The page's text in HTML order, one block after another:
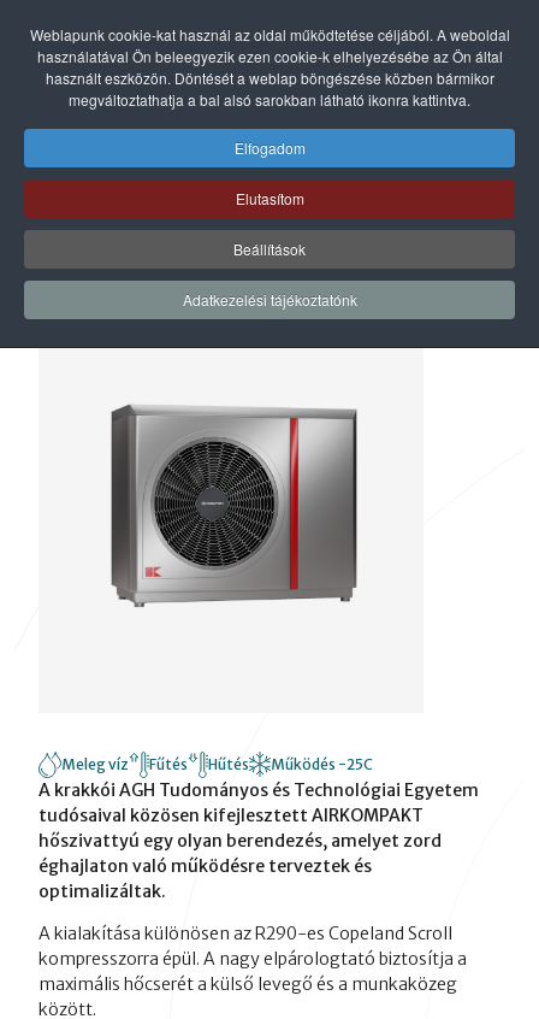
Weblapunk cookie-kat használ az oldal működtetése céljából. A weboldal
használatával Ön beleegyezik ezen cookie-k elhelyezésébe az Ön által
használt eszközön. Döntését a weblap böngészése közben bármikor
megváltoztathatja a bal alsó sarokban látható ikonra kattintva.
Elfogadom
Elutasítom
Beállítások
Adatkezelési tájékoztatónk